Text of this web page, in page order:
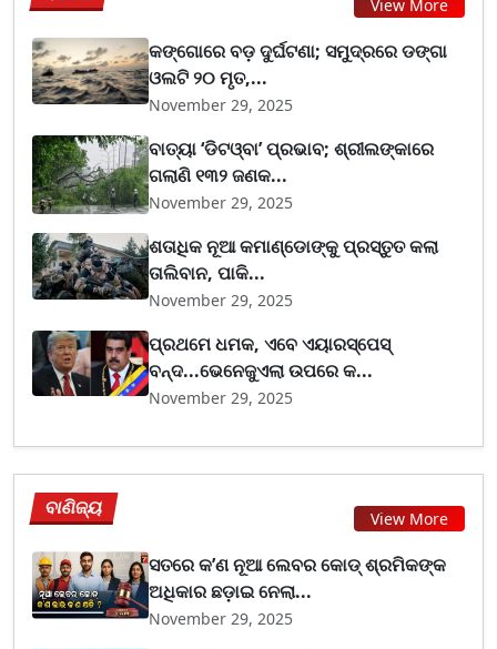
View More
କଙ୍ଗୋରେ ବଡ଼ ଦୁର୍ଘଟଣା; ସମୁଦ୍ରରେ ଡଙ୍ଗା
ଓଲଟି ୨୦ ମୃତ,...
November 29, 2025
ବାତ୍ୟା ‘ଡିଟଓ୍ବା’ ପ୍ରଭାବ; ଶ୍ରୀଲଙ୍କାରେ
ଗଲାଣି ୧୩୨ ଜଣକ...
November 29, 2025
ଶତାଧିକ ନୂଆ କମାଣ୍ଡୋଙ୍କୁ ପ୍ରସ୍ତୁତ କଲା
ତାଲିବାନ, ପାକି...
November 29, 2025
ପ୍ରଥମେ ଧମକ, ଏବେ ଏୟାରସ୍ପେସ୍
ବନ୍ଦ...ଭେନେଜୁଏଲା ଉପରେ କ...
November 29, 2025
ବାଣିଜ୍ୟ View More
ସତରେ କ’ଣ ନୂଆ ଲେବର କୋଡ୍‌ ଶ୍ରମିକଙ୍କ
ଅଧିକାର ଛଡ଼ାଇ ନେଲା...
November 29, 2025